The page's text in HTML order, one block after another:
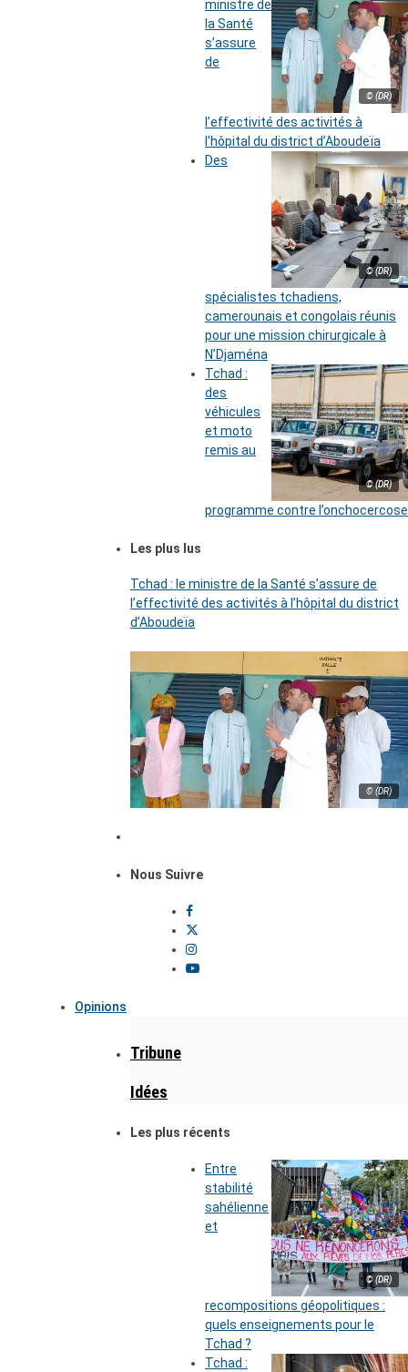
© (DR)
ministre de
la Santé
s’assure
de
l’effectivité des activités à
l’hôpital du district d’Aboudeïa
© (DR)
Des
spécialistes tchadiens,
camerounais et congolais réunis
pour une mission chirurgicale à
N’Djaména
© (DR)
Tchad :
des
véhicules
et moto
remis au
programme contre l’onchocercose
Les plus lus
Tchad : le ministre de la Santé s’assure de
l’effectivité des activités à l’hôpital du district
d’Aboudeïa
© (DR)
Nous Suivre
Opinions
Tribune
Idées
Les plus récents
© (DR)
Entre
stabilité
sahélienne
et
recompositions géopolitiques :
quels enseignements pour le
Tchad ?
Tchad :